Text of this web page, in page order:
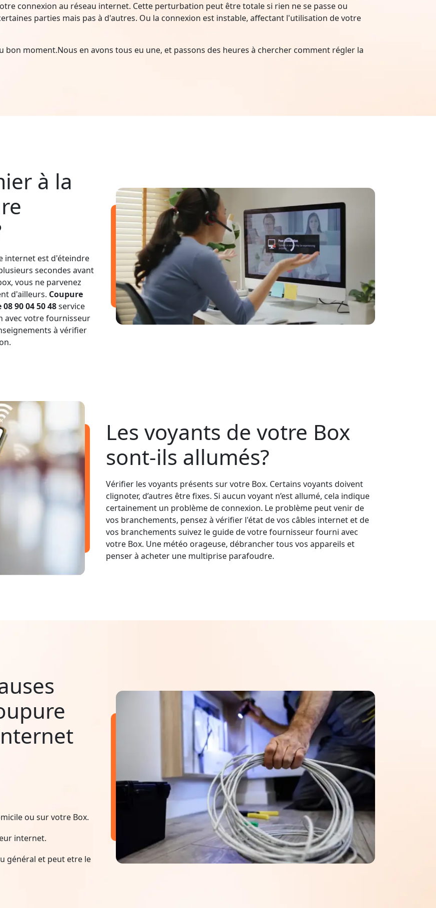
connexion au réseau internet. Cette perturbation peut être totale si rien ne se passe ou
parties mais pas à d'autres. Ou la connexion est instable, affectant l'utilisation de votre
bon moment.Nous en avons tous eu une, et passons des heures à chercher comment régler la
à la
internet est d'éteindre
secondes avant
vous ne parvenez
d'ailleurs. Coupure
90 04 50 48service
avec votre fournisseur
à vérifier
Les voyants de votre Box
sont-ils allumés?
Vérifier les voyants présents sur votre Box. Certains voyants doivent
clignoter, d’autres être fixes. Si aucun voyant n’est allumé, cela indique
certainement un problème de connexion. Le problème peut venir de
vos branchements, pensez à vérifier l'état de vos câbles internet et de
vos branchements suivez le guide de votre fournisseur fourni avec
votre Box. Une météo orageuse, débrancher tous vos appareils et
penser à acheter une multiprise parafoudre.
ou sur votre Box.
internet.
général et peut etre le